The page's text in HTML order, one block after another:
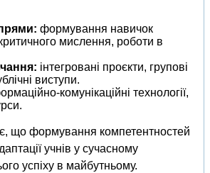
формування навичок
критичного мислення, роботи в
інтегровані проєкти, групові
виступи.
комунікаційні технології,
що формування компетентностей
учнів у сучасному
успіху в майбутньому.